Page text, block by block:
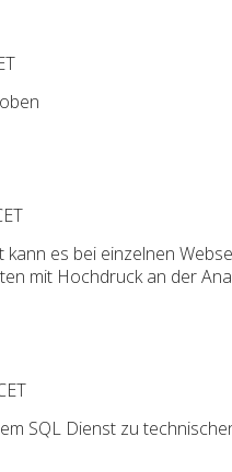
kann es bei einzelnen
mit Hochdruck an der
SQL Dienst zu